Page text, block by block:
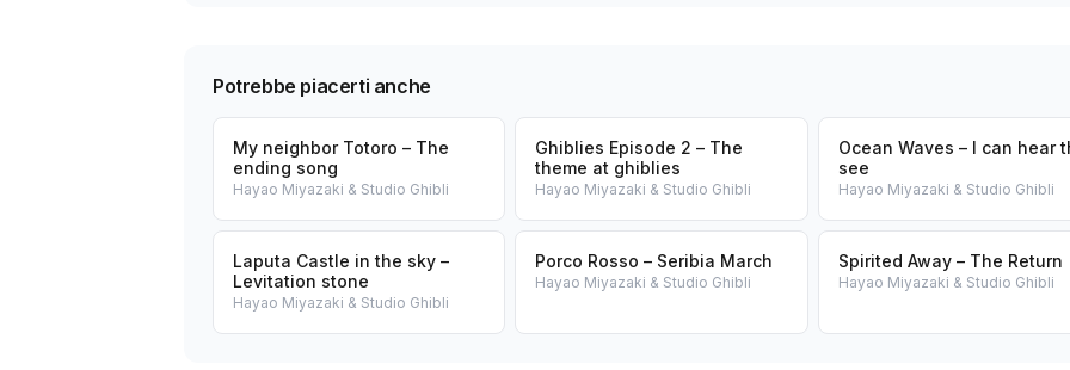
Potrebbe piacerti anche
My neighbor Totoro – The
ending song
Hayao Miyazaki & Studio Ghibli
Ghiblies Episode 2 – The
theme at ghiblies
Hayao Miyazaki & Studio Ghibli
Ocean Waves – I can hear
see
Hayao Miyazaki & Studio Ghibli
Laputa Castle in the sky –
Levitation stone
Hayao Miyazaki & Studio Ghibli
Porco Rosso – Seribia March
Hayao Miyazaki & Studio Ghibli
Spirited Away – The Return
Hayao Miyazaki & Studio Ghibli